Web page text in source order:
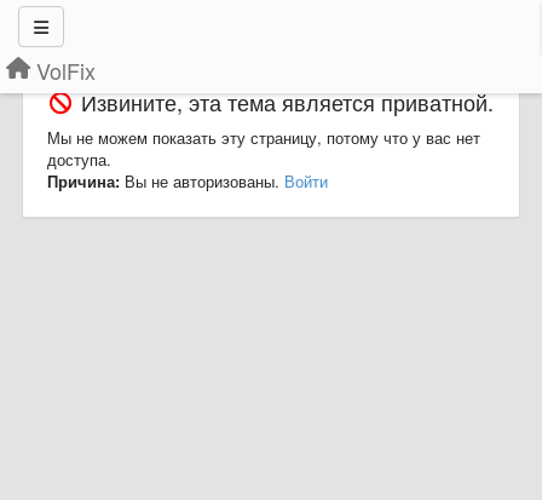
VolFix
Извините, эта тема является приватной.
Мы не можем показать эту страницу, потому что у вас нет
доступа.
Причина: Вы не авторизованы. Войти